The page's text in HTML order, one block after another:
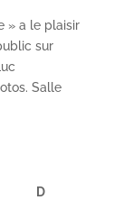
» a le plaisir
sur
Salle
D